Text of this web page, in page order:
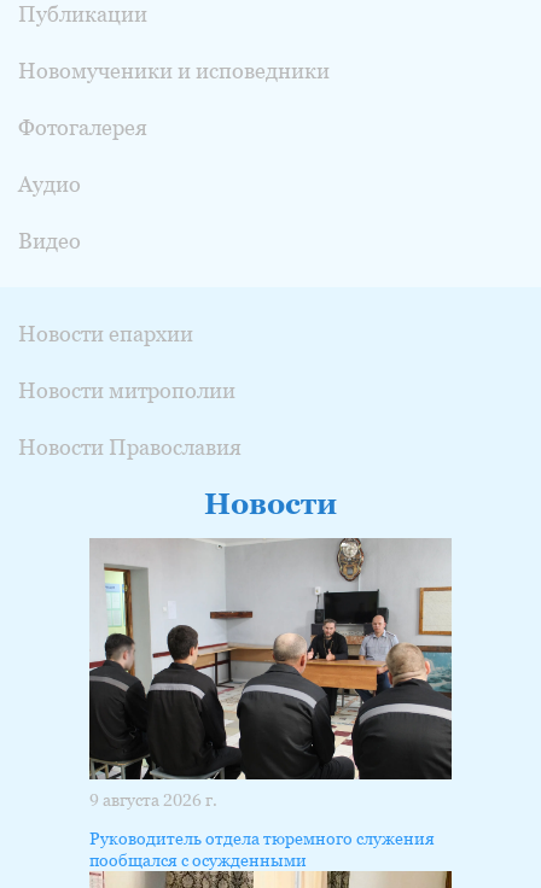
Публикации
Новомученики и исповедники
Фотогалерея
Аудио
Видео
Новости епархии
Новости митрополии
Новости Православия
Новости
9 августа 2026 г.
Руководитель отдела тюремного служения
пообщался с осужденными